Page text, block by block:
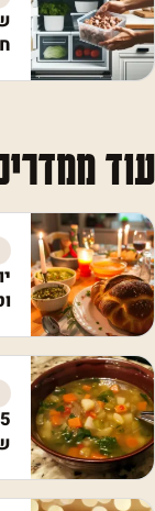
עוד